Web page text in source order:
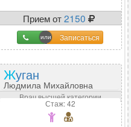
Прием от2150
Записаться
Жуган
Людмила Михайловна
Врач высшей категории
Стаж: 42